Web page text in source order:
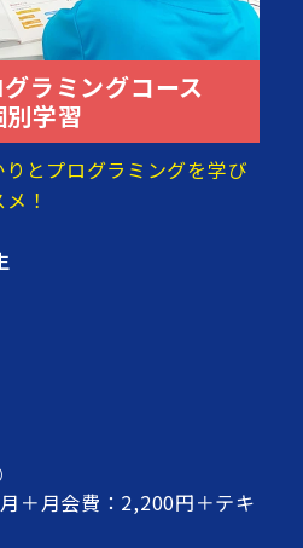
ラミングコース
別学習
とプログラミングを学び
！
＋月会費：2,200円＋テキ